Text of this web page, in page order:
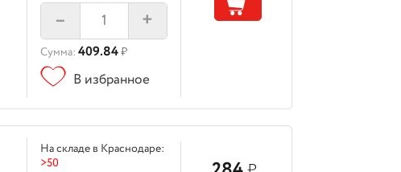
– +
Сумма: 409.84₽
В избранное
На складе в Краснодаре:
>50